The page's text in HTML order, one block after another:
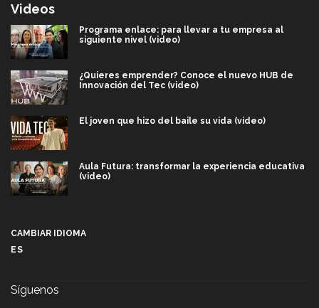
Videos
Programa enlace: para llevar a tu empresa al
siguiente nivel (video)
¿Quieres emprender? Conoce el nuevo HUB de
Innovación del Tec (video)
El joven que hizo del baile su vida (video)
Aula Futura: transformar la experiencia educativa
(video)
CAMBIAR IDIOMA
ES
Síguenos